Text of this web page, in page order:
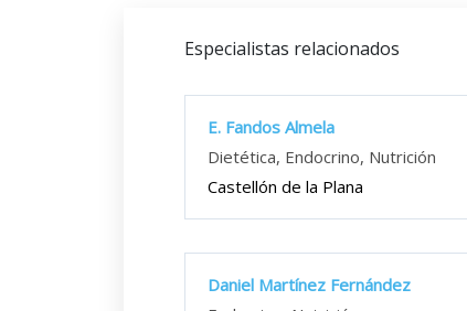
Especialistas relacionados
E. Fandos Almela
Dietética, Endocrino, Nutrición
Castellón de la Plana
Daniel Martínez Fernández